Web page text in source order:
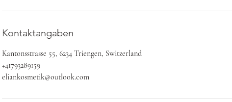
n
.
Kontaktangaben
Kantonsstrasse 55, 6234 Triengen, Switzerland
+41793289159
eliankosmetik@outlook.com